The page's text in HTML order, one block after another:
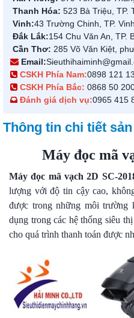
Thanh Hóa: 523 Bà Triệu, TP.
Vinh:43 Trường Chinh, TP. Vinh
Đắk Lắk:154 Chu Văn An, TP.
Cần Thơ: 285 Võ Văn Kiệt,
Email:
CSKH Phía Nam:0898 121
CSKH Phía Bắc: 0868 50
Đánh giá dịch vụ:0965 415
Thông tin chi tiết
Máy đọc mã
Máy đọc mã vạch 2D SC-
lượng với độ tin cậy cao,
được trong những môi trường
dụng trong các hệ thống siêu
cho quá trình thanh toán được